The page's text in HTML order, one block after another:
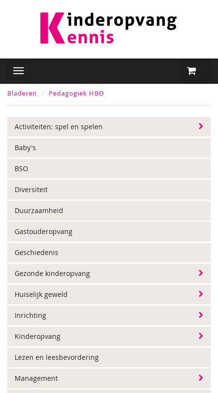
Bladeren Pedagogiek HBO
Activiteiten: spel en spelen
Baby's
BSO
Diversiteit
Duurzaamheid
Gastouderopvang
Geschiedenis
Gezonde kinderopvang
Huiselijk geweld
Inrichting
Kinderopvang
Lezen en leesbevordering
Management